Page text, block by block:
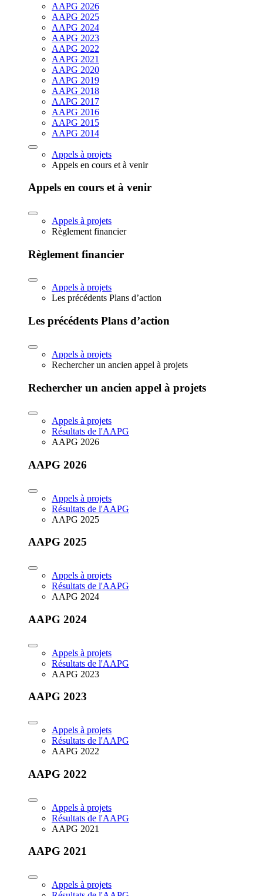
AAPG 2026
AAPG 2025
AAPG 2024
AAPG 2023
AAPG 2022
AAPG 2021
AAPG 2020
AAPG 2019
AAPG 2018
AAPG 2017
AAPG 2016
AAPG 2015
AAPG 2014
Appels à projets
Appels en cours et à venir
Appels en cours et à venir
Appels à projets
Règlement financier
Règlement financier
Appels à projets
Les précédents Plans d’action
Les précédents Plans d’action
Appels à projets
Rechercher un ancien appel à projets
Rechercher un ancien appel à projets
Appels à projets
Résultats de l'AAPG
AAPG 2026
AAPG 2026
Appels à projets
Résultats de l'AAPG
AAPG 2025
AAPG 2025
Appels à projets
Résultats de l'AAPG
AAPG 2024
AAPG 2024
Appels à projets
Résultats de l'AAPG
AAPG 2023
AAPG 2023
Appels à projets
Résultats de l'AAPG
AAPG 2022
AAPG 2022
Appels à projets
Résultats de l'AAPG
AAPG 2021
AAPG 2021
Appels à projets